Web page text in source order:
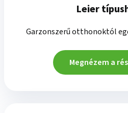
Leier
Garzonszerű otthonoktól
Megnézem a